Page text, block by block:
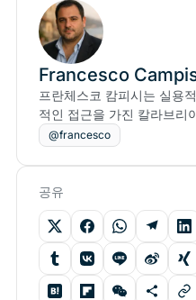
Francesco
프란체스코 캄피시는 실용
적인 접근을 가진 칼라브리
@francesco
공유